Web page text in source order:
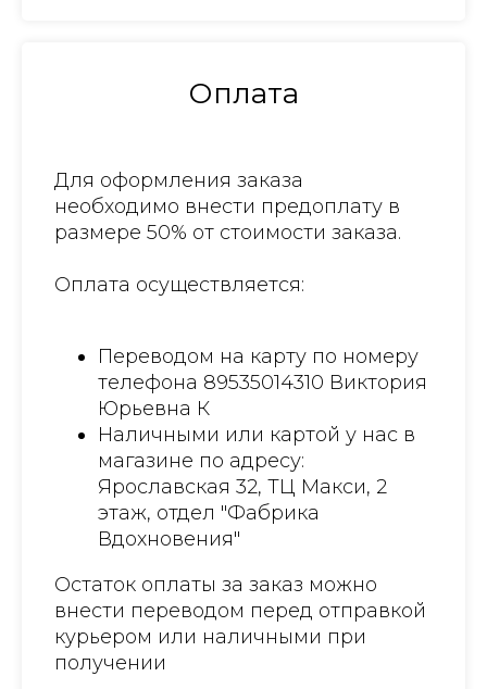
Оплата
Для оформления заказа
необходимо внести предоплату в
размере 50% от стоимости заказа.
Оплата осуществляется:
Переводом на карту по номеру
телефона 89535014310 Виктория
Юрьевна К
Наличными или картой у нас в
магазине по адресу:
Ярославская 32, ТЦ Макси, 2
этаж, отдел "Фабрика
Вдохновения"
Остаток оплаты за заказ можно
внести переводом перед отправкой
курьером или наличными при
получении